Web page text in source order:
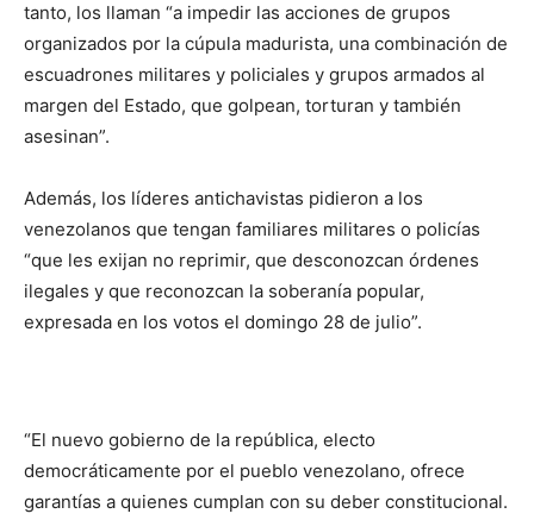
tanto, los llaman “a impedir las acciones de grupos
organizados por la cúpula madurista, una combinación de
escuadrones militares y policiales y grupos armados al
margen del Estado, que golpean, torturan y también
asesinan”.
Además, los líderes antichavistas pidieron a los
venezolanos que tengan familiares militares o policías
“que les exijan no reprimir, que desconozcan órdenes
ilegales y que reconozcan la soberanía popular,
expresada en los votos el domingo 28 de julio”.
“El nuevo gobierno de la república, electo
democráticamente por el pueblo venezolano, ofrece
garantías a quienes cumplan con su deber constitucional.